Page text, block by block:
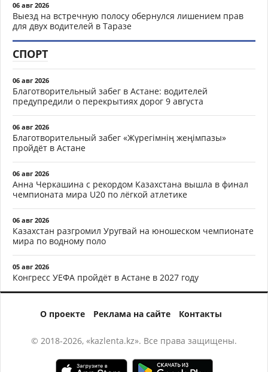
06 авг 2026
Выезд на встречную полосу обернулся лишением прав
для двух водителей в Таразе
СПОРТ
06 авг 2026
Благотворительный забег в Астане: водителей
предупредили о перекрытиях дорог 9 августа
06 авг 2026
Благотворительный забег «Жүрегімнің жеңімпазы»
пройдёт в Астане
06 авг 2026
Анна Черкашина с рекордом Казахстана вышла в финал
чемпионата мира U20 по лёгкой атлетике
06 авг 2026
Казахстан разгромил Уругвай на юношеском чемпионате
мира по водному поло
05 авг 2026
Конгресс УЕФА пройдёт в Астане в 2027 году
О проекте Реклама на сайте Контакты
© 2018-2026, «kazlenta.kz». Все права защищены.